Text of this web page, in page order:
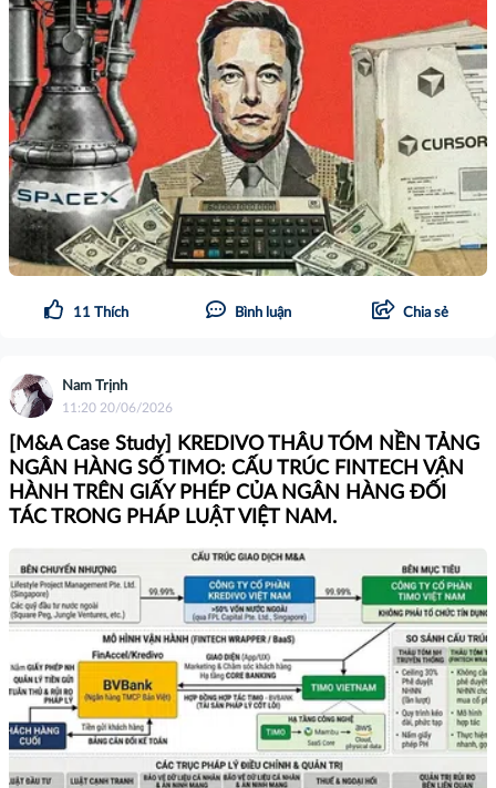
11 Thích Bình luận Chia sẻ
Nam Trịnh
11:20 20/06/2026
[M&A Case Study] KREDIVO THÂU TÓM NỀN TẢNG
NGÂN HÀNG SỐ TIMO: CẤU TRÚC FINTECH VẬN
HÀNH TRÊN GIẤY PHÉP CỦA NGÂN HÀNG ĐỐI
TÁC TRONG PHÁP LUẬT VIỆT NAM.